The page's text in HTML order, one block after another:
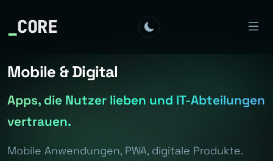
_CORE
Mobile & Digital
Apps, die Nutzer lieben und IT-Abteilungen
vertrauen.
Mobile Anwendungen, PWA, digitale Produkte.